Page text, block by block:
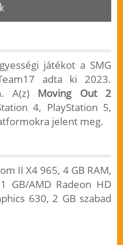
játékot a SMG
adta ki 2023.
A(z) Moving Out 2
4, PlayStation 5,
jelent meg.
II X4 965, 4 GB RAM,
GB/AMD Radeon HD
630, 2 GB szabad